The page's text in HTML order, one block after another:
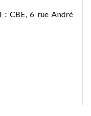
: CBE, 6 rue André